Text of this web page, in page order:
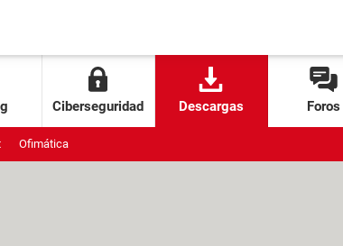
Ciberseguridad Descargas Foros
Ofimática